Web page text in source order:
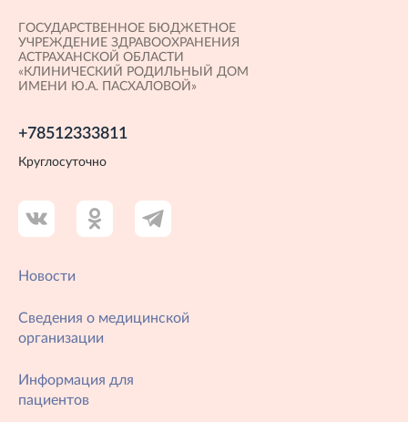
ГОСУДАРСТВЕННОЕ БЮДЖЕТНОЕ
УЧРЕЖДЕНИЕ ЗДРАВООХРАНЕНИЯ
АСТРАХАНСКОЙ ОБЛАСТИ
«КЛИНИЧЕСКИЙ РОДИЛЬНЫЙ ДОМ
ИМЕНИ Ю.А. ПАСХАЛОВОЙ»
+78512333811
Круглосуточно
Новости
Сведения о медицинской
организации
Информация для
пациентов